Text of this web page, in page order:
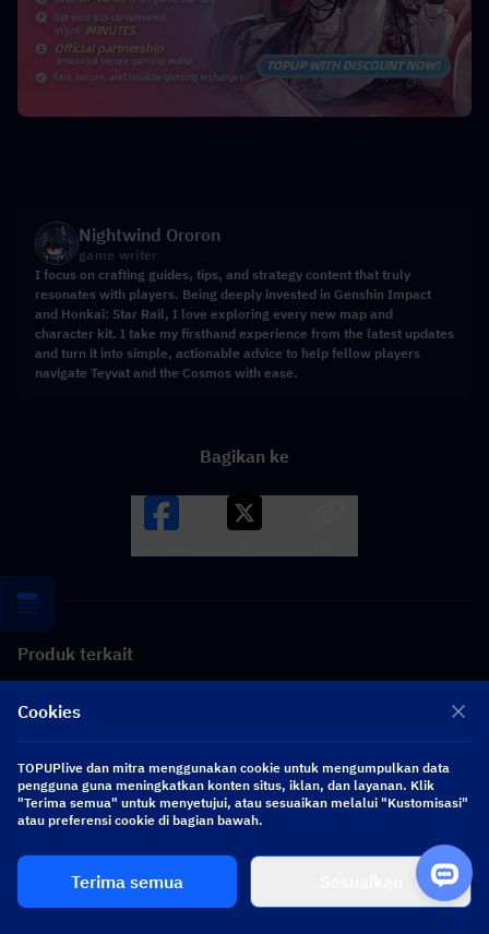
Nightwind Ororon
game writer
I focus on crafting guides, tips, and strategy content that truly
resonates with players. Being deeply invested in Genshin Impact
and Honkai: Star Rail, I love exploring every new map and
character kit. I take my firsthand experience from the latest updates
and turn it into simple, actionable advice to help fellow players
navigate Teyvat and the Cosmos with ease.
Bagikan ke
Produk terkait
Cookies
TOPUPlive dan mitra menggunakan cookie untuk mengumpulkan data
pengguna guna meningkatkan konten situs, iklan, dan layanan. Klik
"Terima semua" untuk menyetujui, atau sesuaikan melalui "Kustomisasi"
atau preferensi cookie di bagian bawah.
Terima semua